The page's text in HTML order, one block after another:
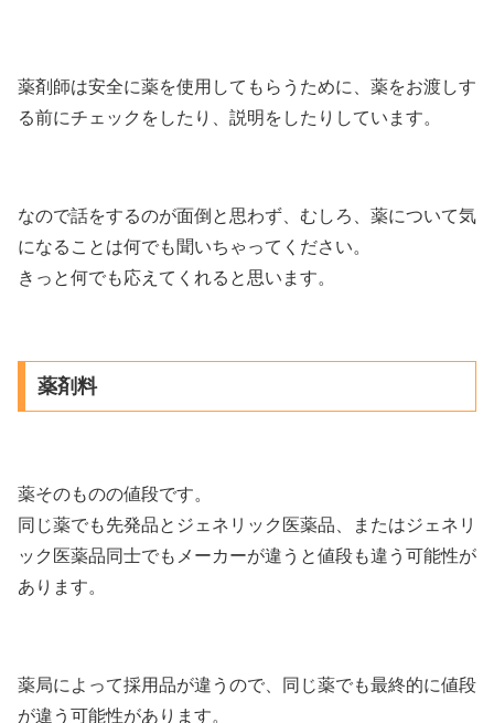
薬剤師は安全に薬を使用してもらうために、薬をお渡しす
る前にチェックをしたり、説明をしたりしています。
なので話をするのが面倒と思わず、むしろ、薬について気
になることは何でも聞いちゃってください。
きっと何でも応えてくれると思います。
薬剤料
薬そのものの値段です。
同じ薬でも先発品とジェネリック医薬品、またはジェネリ
ック医薬品同士でもメーカーが違うと値段も違う可能性が
あります。
薬局によって採用品が違うので、同じ薬でも最終的に値段
が違う可能性があります。